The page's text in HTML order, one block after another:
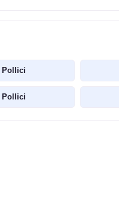
Pollici
Pollici